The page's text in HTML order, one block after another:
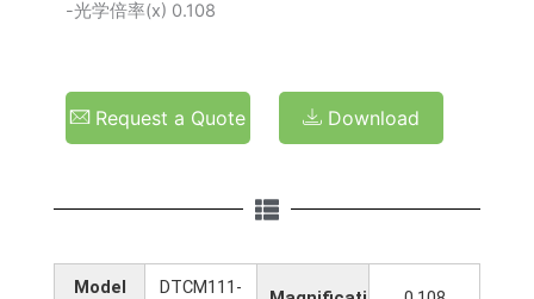
-光学倍率(x) 0.108
Request a Quote Download
Model
DTCM111-